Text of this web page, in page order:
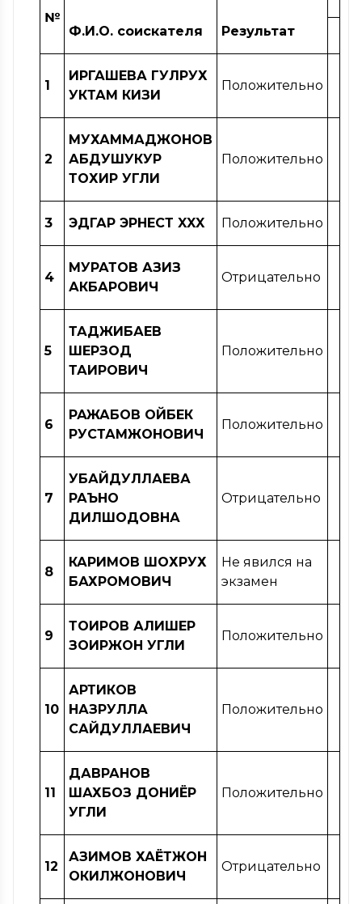
№
Ф.И.О. соискателя
Результат
1
ИРГАШЕВА ГУЛРУХ
УКТАМ КИЗИ
Положительно
2
МУХАММАДЖОНОВ
АБДУШУКУР
ТОХИР УГЛИ
Положительно
3 ЭДГАР ЭРНЕСТ XXX Положительно
4
МУРАТОВ АЗИЗ
АКБАРОВИЧ
Отрицательно
5
ТАДЖИБАЕВ
ШЕРЗОД
ТАИРОВИЧ
Положительно
6
РАЖАБОВ ОЙБЕК
РУСТАМЖОНОВИЧ
Положительно
7
УБАЙДУЛЛАЕВА
РАЪНО
ДИЛШОДОВНА
Отрицательно
8
КАРИМОВ ШОХРУХ
БАХРОМОВИЧ
Не явился на
экзамен
9
ТОИРОВ АЛИШЕР
ЗОИРЖОН УГЛИ
Положительно
10
АРТИКОВ
НАЗРУЛЛА
САЙДУЛЛАЕВИЧ
Положительно
11
ДАВРАНОВ
ШАХБОЗ ДОНИЁР
УГЛИ
Положительно
12
АЗИМОВ ХАЁТЖОН
ОКИЛЖОНОВИЧ
Отрицательно